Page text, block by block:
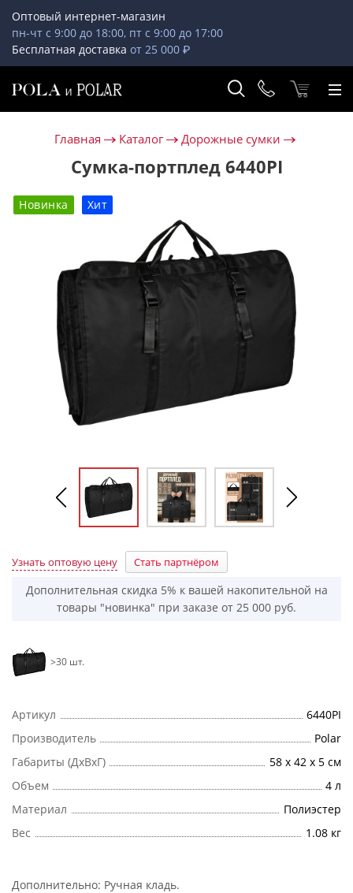
Оптовый интернет-магазин
пн-чт с 9:00 до 18:00, пт с 9:00 до 17:00
Бесплатная доставка от 25 000 ₽
Главная Каталог Дорожные сумки
Сумка-портплед 6440PI
Новинка Хит
Узнать оптовую цену Стать партнёром
Дополнительная скидка 5% к вашей накопительной на
товары "новинка" при заказе от 25 000 руб.
>30 шт.
Артикул
6440PI
Производитель
Polar
Габариты (ДхВхГ)
58 х 42 х 5 см
Объем
4 л
Материал
Полиэстер
Вес
1.08 кг
Дополнительно: Ручная кладь.